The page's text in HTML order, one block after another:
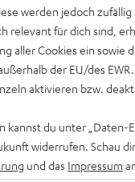
werden jedoch
relevant für dich sind,
aller Cookies ein
der EU/des
aktivieren bzw.
kannst du unter
widerrufen. Schau
und das Impressum